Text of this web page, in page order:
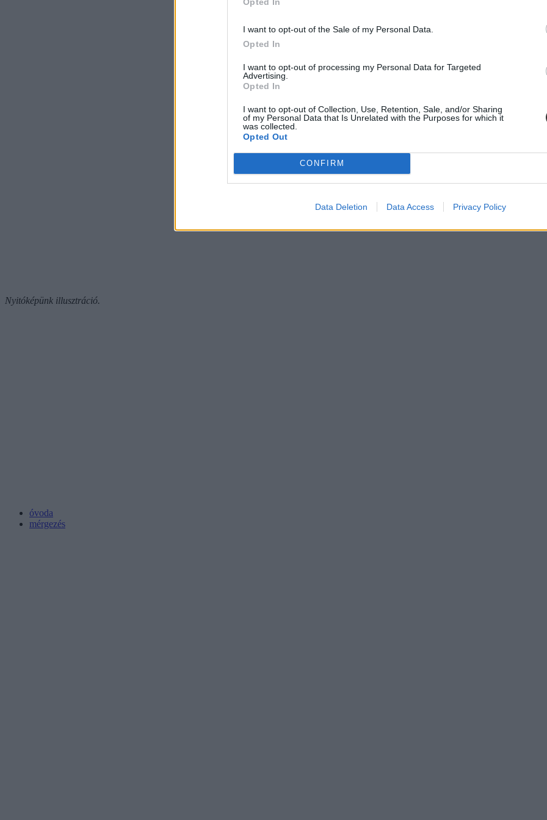
I want to opt-out of the Sale of my Personal Data.
Opted In
I want to opt-out of processing my Personal Data for Targeted
Advertising.
Opted In
I want to opt-out of Collection, Use, Retention, Sale, and/or Sharing
of my Personal Data that Is Unrelated with the Purposes for which it
was collected.
Opted Out
CONFIRM
Data Deletion Data Access Privacy Policy
Nyitóképünk illusztráció.
óvoda
mérgezés